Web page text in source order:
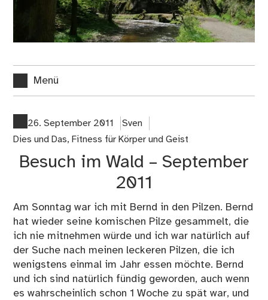
Menü
26. September 2011
Sven
Dies und Das, Fitness für Körper und Geist
Besuch im Wald – September
2011
Am Sonntag war ich mit Bernd in den Pilzen. Bernd
hat wieder seine komischen Pilze gesammelt, die
ich nie mitnehmen würde und ich war natürlich auf
der Suche nach meinen leckeren Pilzen, die ich
wenigstens einmal im Jahr essen möchte. Bernd
und ich sind natürlich fündig geworden, auch wenn
es wahrscheinlich schon 1 Woche zu spät war, und